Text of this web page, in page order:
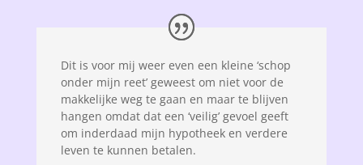
Dit is voor mij weer even een kleine ‘schop
onder mijn reet’ geweest om niet voor de
makkelijke weg te gaan en maar te blijven
hangen omdat dat een ‘veilig’ gevoel geeft
om inderdaad mijn hypotheek en verdere
leven te kunnen betalen.